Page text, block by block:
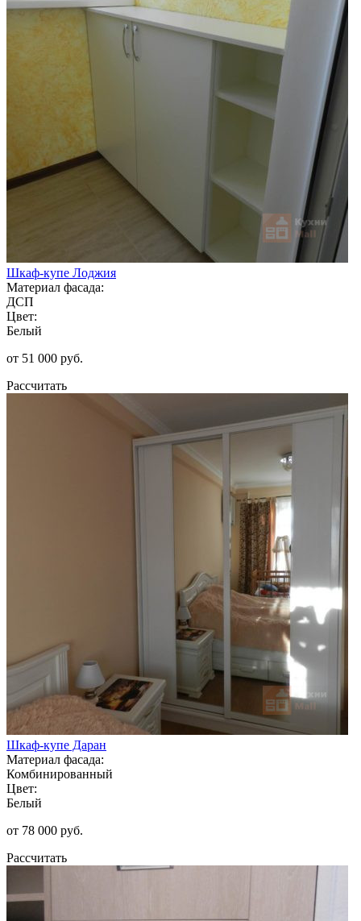
Шкаф-купе Лоджия
Материал фасада:
ДСП
Цвет:
Белый
от 51 000 руб.
Рассчитать
Шкаф-купе Даран
Материал фасада:
Комбинированный
Цвет:
Белый
от 78 000 руб.
Рассчитать